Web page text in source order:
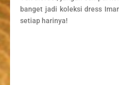
banget jadi koleksi dress
setiap harinya!